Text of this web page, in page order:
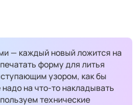
— каждый новый ложится на
форму для литья
узором, как бы
на что-то накладывать
технические